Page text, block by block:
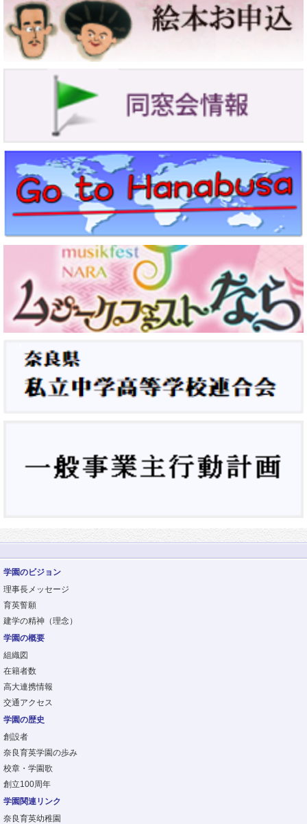
学園のビジョン
理事長メッセージ
育英誓願
建学の精神（理念）
学園の概要
組織図
在籍者数
高大連携情報
交通アクセス
学園の歴史
創設者
奈良育英学園の歩み
校章・学園歌
創立100周年
学園関連リンク
奈良育英幼稚園